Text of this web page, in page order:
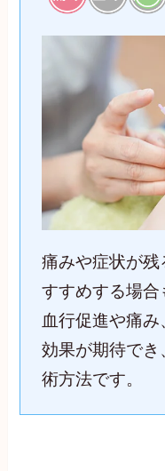
痛みや症状が
すすめする場
血行促進や痛
効果が期待で
術方法です。